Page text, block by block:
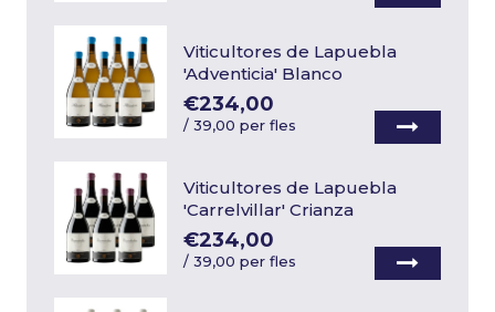
Viticultores de Lapuebla
'Adventicia' Blanco
€234,00
/39,00 per fles
Viticultores de Lapuebla
'Carrelvillar' Crianza
€234,00
/39,00 per fles